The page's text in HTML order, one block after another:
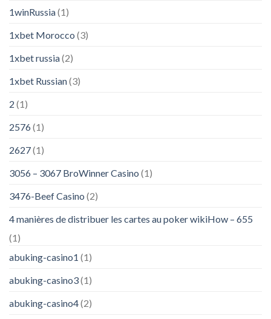
1winRussia(1)
1xbet Morocco (3)
1xbet russia(2)
1xbet Russian(3)
2 (1)
2576(1)
2627(1)
3056 – 3067 BroWinner Casino (1)
3476-Beef Casino (2)
4 manières de distribuer les cartes au poker wikiHow – 655
(1)
abuking-casino1 (1)
abuking-casino3(1)
abuking-casino4(2)